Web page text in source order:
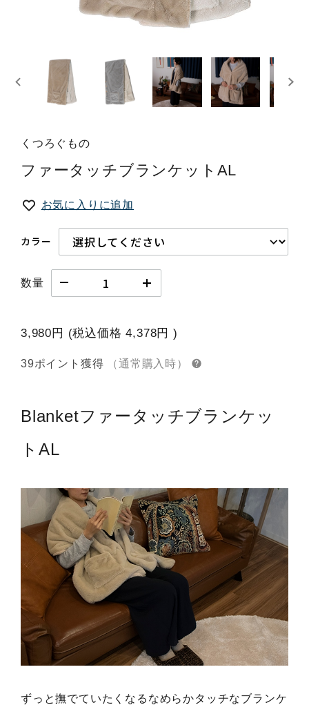
くつろぐもの
ファータッチブランケットAL
お気に入りに追加
カラー
数量
3,980円 (税込価格4,378円 )
39ポイント獲得 （通常購入時）
Blanketファータッチブランケッ
トAL
ずっと撫でていたくなるなめらかタッチなブランケ